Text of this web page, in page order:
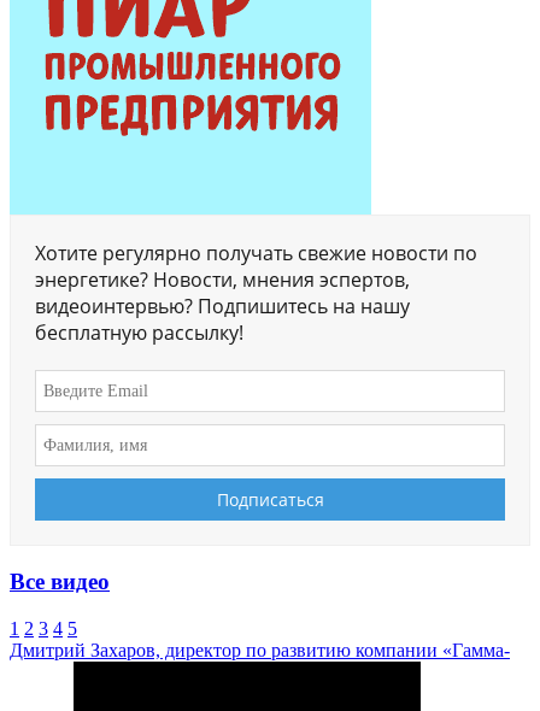
Хотите регулярно получать свежие новости по
энергетике? Новости, мнения эспертов,
видеоинтервью? Подпишитесь на нашу
бесплатную рассылку!
Все видео
1 2 3 4 5
Дмитрий Захаров, директор по развитию компании «Гамма-